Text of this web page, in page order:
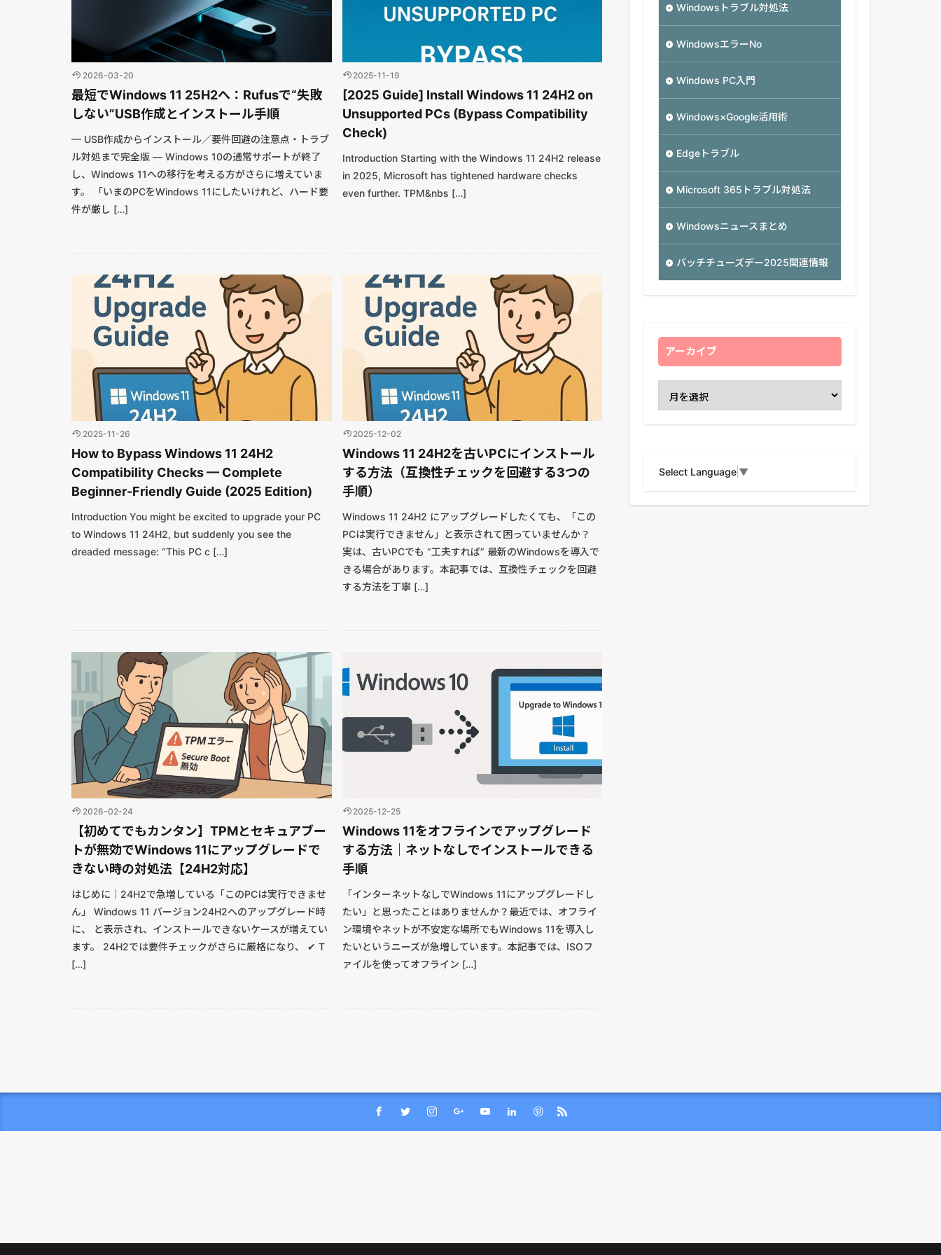
2026-03-20
最短でWindows 11 25H2へ：Rufusで“失敗
しない”USB作成とインストール手順
— USB作成からインストール／要件回避の注意点・トラブ
ル対処まで完全版 — Windows 10の通常サポートが終了
し、Windows 11への移行を考える方がさらに増えていま
す。 「いまのPCをWindows 11にしたいけれど、ハード要
件が厳し […]
2025-11-19
[2025 Guide] Install Windows 11 24H2 on
Unsupported PCs (Bypass Compatibility
Check)
Introduction Starting with the Windows 11 24H2 release
in 2025, Microsoft has tightened hardware checks
even further. TPM&nbs […]
2025-11-26
How to Bypass Windows 11 24H2
Compatibility Checks — Complete
Beginner-Friendly Guide (2025 Edition)
Introduction You might be excited to upgrade your PC
to Windows 11 24H2, but suddenly you see the
dreaded message: “This PC c […]
2025-12-02
Windows 11 24H2を古いPCにインストール
する方法（互換性チェックを回避する3つの
手順）
Windows 11 24H2 にアップグレードしたくても、「この
PCは実行できません」と表示されて困っていませんか？
実は、古いPCでも “工夫すれば” 最新のWindowsを導入で
きる場合があります。本記事では、互換性チェックを回避
する方法を丁寧 […]
2026-02-24
【初めてでもカンタン】TPMとセキュアブー
トが無効でWindows 11にアップグレードで
きない時の対処法【24H2対応】
はじめに｜24H2で急増している「このPCは実行できませ
ん」 Windows 11 バージョン24H2へのアップグレード時
に、 と表示され、インストールできないケースが増えてい
ます。 24H2では要件チェックがさらに厳格になり、 ✔ T
[…]
2025-12-25
Windows 11をオフラインでアップグレード
する方法｜ネットなしでインストールできる
手順
「インターネットなしでWindows 11にアップグレードし
たい」と思ったことはありませんか？最近では、オフライ
ン環境やネットが不安定な場所でもWindows 11を導入し
たいというニーズが急増しています。本記事では、ISOフ
ァイルを使ってオフライン […]
Windowsトラブル対処法
WindowsエラーNo
Windows PC入門
Windows×Google活用術
Edgeトラブル
Microsoft 365トラブル対処法
Windowsニュースまとめ
バッチチューズデー2025関連情報
アーカイブ
Select Language ▼